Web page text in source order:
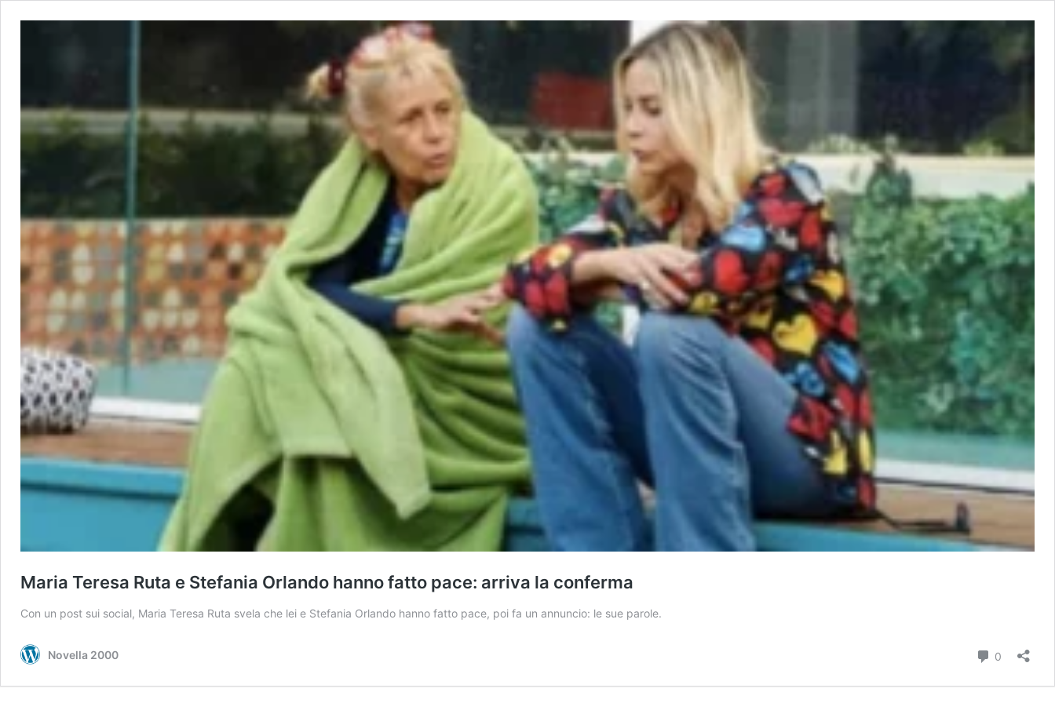
Maria Teresa Ruta e Stefania Orlando hanno fatto pace: arriva la conferma
Con un post sui social, Maria Teresa Ruta svela che lei e Stefania Orlando hanno fatto pace, poi fa un annuncio: le sue parole.
Novella 2000 0 Commenti